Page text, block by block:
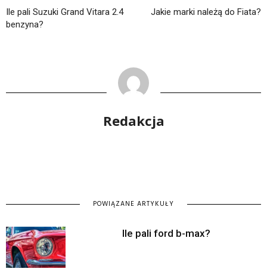
Ile pali Suzuki Grand Vitara 2.4
benzyna?
Jakie marki należą do Fiata?
Redakcja
POWIĄZANE ARTYKUŁY
Ile pali ford b-max?